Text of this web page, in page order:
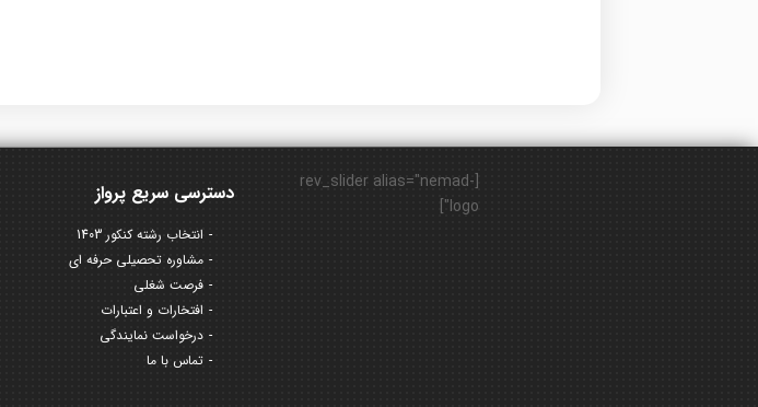
دسترسی سریع پرواز
انتخاب رشته کنکور 1403
مشاوره تحصیلی حرفه ای
فرصت شغلی
افتخارات و اعتبارات
درخواست نمایندگی
تماس با ما
[rev_slider alias="nemad-
logo"]